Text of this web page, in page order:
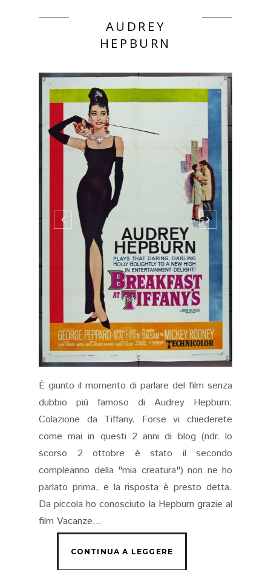
AUDREY
HEPBURN
È giunto il momento di parlare del film senza
dubbio più famoso di Audrey Hepburn:
Colazione da Tiffany. Forse vi chiederete
come mai in questi 2 anni di blog (ndr. lo
scorso 2 ottobre è stato il secondo
compleanno della "mia creatura") non ne ho
parlato prima, e la risposta è presto detta.
Da piccola ho conosciuto la Hepburn grazie al
film Vacanze...